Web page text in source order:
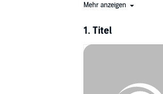
er ikke problemfrit - især
fra menneskerene.
I takt med at Dianas
indeholder af
©2011 Lindhardt og
Mehr anzeigen
1. Titel